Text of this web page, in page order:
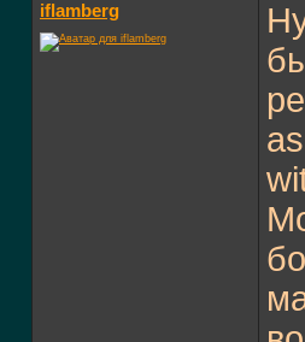
iflamberg